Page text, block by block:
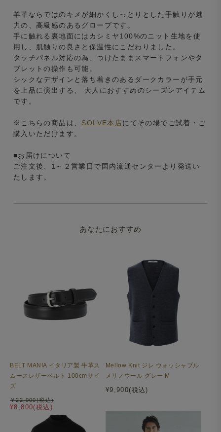
羊革ならではのキメが細かくしっとりとした手触りが魅
力の、高級感のあるグローブです。
手に触れる裏地面にはカシミヤ100%のニット生地を使
用し、肌触りの良さと保温性にこだわりました。
タッチパネル対応の為、つけたままスマートフォンやタ
ブレットの操作も可能。
シックなデザインと落ち着きのあるダークカラーが手元
を上品に演出する、 大人におすすめのシーズンアイテム
です。
※こちらの商品は、 SOLVE本店にてその場でご試着・ご
購入いただけます。
■お届けについて
ご注文後、1～２営業日で国内流通センターより発送い
たします。
あなたにおすすめ
BELT MANIA イタリア製 牛革ス
ムースレザーベルト 100cmサイ
ズ
¥8,800(税込)
￥22,000(税込)
Mellow Knit ジレ ウォッシャブル
メリノウール グレー M
¥9,900(税込)